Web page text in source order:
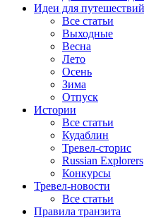
Идеи для путешествий
Все статьи
Выходные
Весна
Лето
Осень
Зима
Отпуск
Истории
Все статьи
Кудаблин
Тревел-сторис
Russian Explorers
Конкурсы
Тревел-новости
Все статьи
Правила транзита